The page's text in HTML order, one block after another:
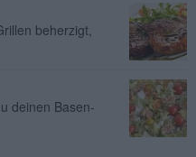
beherzigt,
deinen Basen-